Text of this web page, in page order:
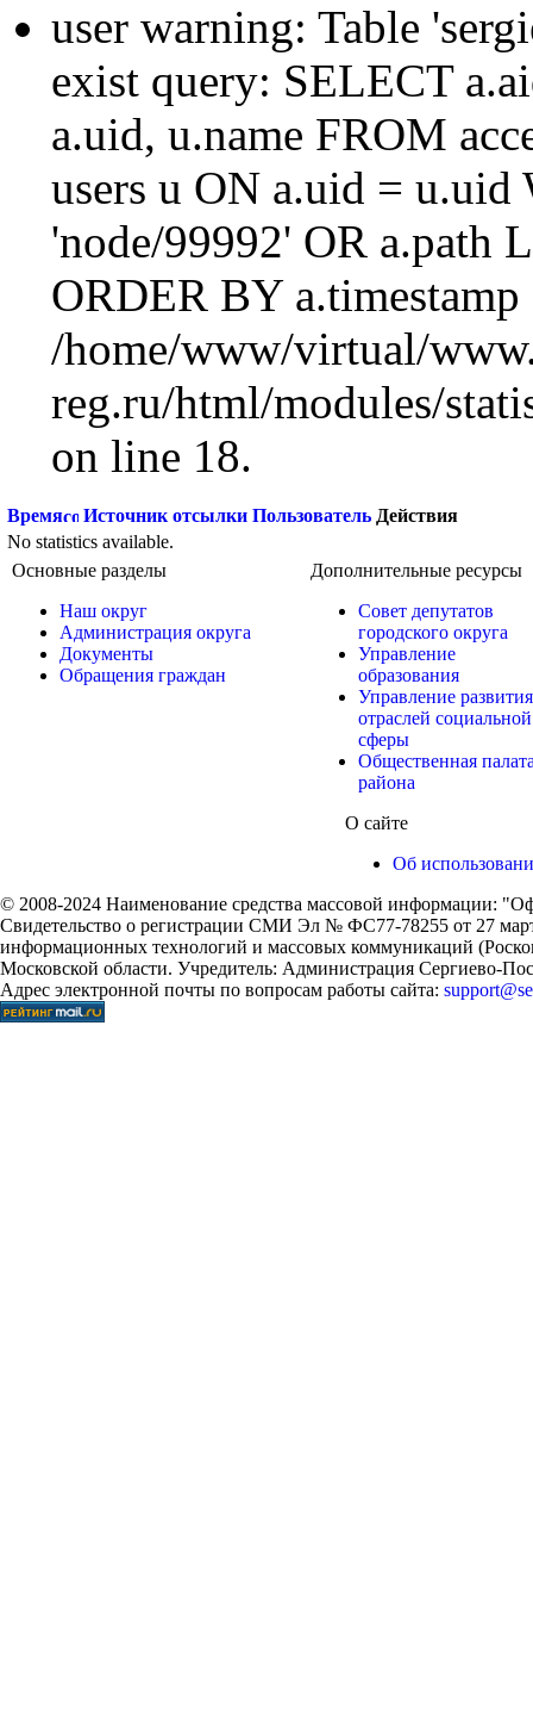
user warning: Table
exist query: SELECT
a.uid, u.name FROM
users u ON a.uid = u.uid
'node/99992' OR a.path
ORDER BY
/home/www/virtual/
reg.ru/html/modules/
on line 18.
Время Источник отсылки Пользователь Действия
No statistics available.
Основные разделы
Наш округ
Администрация округа
Документы
Обращения граждан
Дополнительные ресурсы
Совет депутатов
городского округа
Управление
образования
Управление развития
отраслей социальной
сферы
Общественная
района
О сайте
Об
© 2008-2024 Наименование средства массовой информации:
Свидетельство о регистрации СМИ Эл № ФС77-78255 от 27
информационных технологий и массовых коммуникаций
Московской области. Учредитель: Администрация Сергиево-
Адрес электронной почты по вопросам работы сайта: